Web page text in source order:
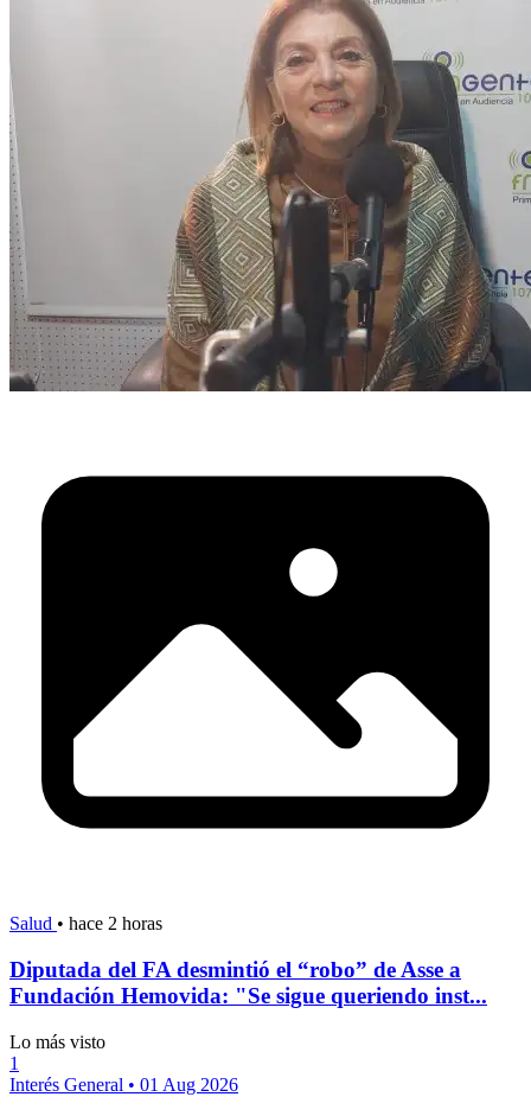
Salud • hace 2 horas
Diputada del FA desmintió el “robo” de Asse a
Fundación Hemovida: "Se sigue queriendo inst...
Lo más visto
1
Interés General • 01 Aug 2026